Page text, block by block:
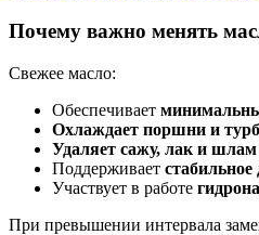
Почему важно менять
Свежее масло:
Обеспечивает
Охлаждает поршни и
Удаляет сажу, лак и шлам
Поддерживает стабильное
Участвует в работе
При превышении интервала